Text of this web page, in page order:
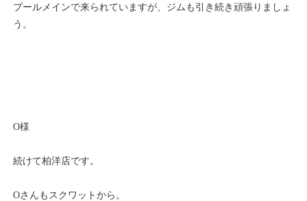
プールメインで来られていますが、ジムも引き続き頑張りましょ
う。
O様
続けて柏洋店です。
Oさんもスクワットから。